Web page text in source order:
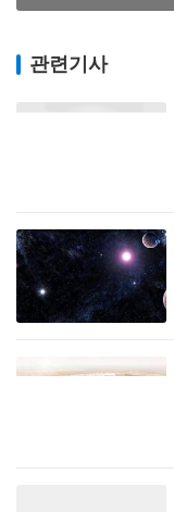
관련기사